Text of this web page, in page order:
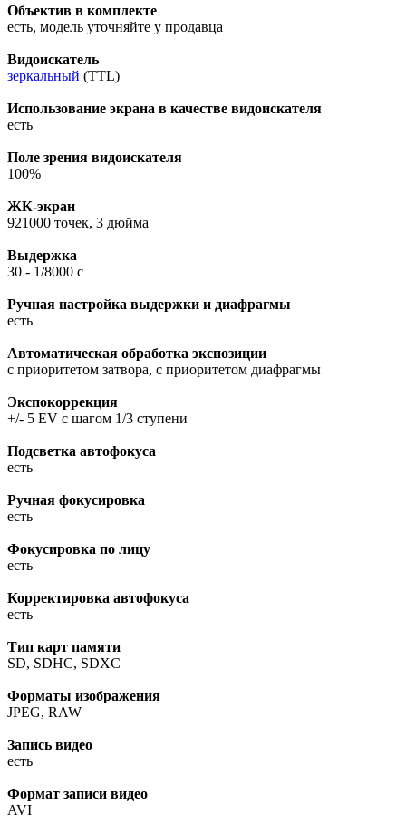
Объектив в комплекте
есть, модель уточняйте у продавца
Видоискатель
зеркальный (TTL)
Использование экрана в качестве видоискателя
есть
Поле зрения видоискателя
100%
ЖК-экран
921000 точек, 3 дюйма
Выдержка
30 - 1/8000 с
Ручная настройка выдержки и диафрагмы
есть
Автоматическая обработка экспозиции
с приоритетом затвора, с приоритетом диафрагмы
Экспокоррекция
+/- 5 EV с шагом 1/3 ступени
Подсветка автофокуса
есть
Ручная фокусировка
есть
Фокусировка по лицу
есть
Корректировка автофокуса
есть
Тип карт памяти
SD, SDHC, SDXC
Форматы изображения
JPEG, RAW
Запись видео
есть
Формат записи видео
AVI